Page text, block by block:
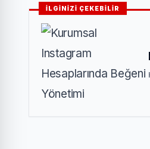
İLGİNİZİ ÇEKEBİLİR